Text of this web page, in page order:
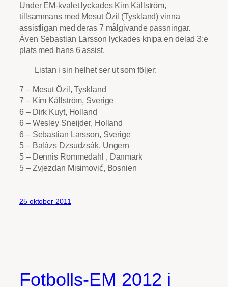
Under EM-kvalet lyckades Kim Källström,
tillsammans med Mesut Özil (Tyskland) vinna
assistligan med deras 7 målgivande passningar.
Även Sebastian Larsson lyckades knipa en delad 3:e
plats med hans 6 assist.
Listan i sin helhet ser ut som följer:
7 – Mesut Özil, Tyskland
7 – Kim Källström, Sverige
6 – Dirk Kuyt, Holland
6 – Wesley Sneijder, Holland
6 – Sebastian Larsson, Sverige
5 – Balázs Dzsudzsák, Ungern
5 – Dennis Rommedahl , Danmark
5 – Zvjezdan Misimović, Bosnien
25 oktober 2011
Fotbolls-EM 2012 i